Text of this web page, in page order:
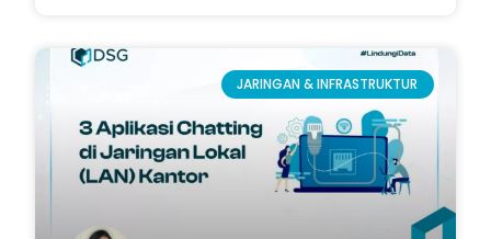
JARINGAN & INFRASTRUKTUR